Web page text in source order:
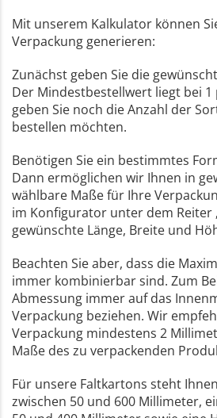
Mit unserem Kalkulator können
Verpackung generieren:
Zunächst geben Sie die
Der Mindestbestellwert liegt bei 1
geben Sie noch die Anzahl der
bestellen möchten.
Benötigen Sie ein bestimmtes
Dann ermöglichen wir Ihnen in
wählbare Maße für Ihre
im Konfigurator unter dem Reiter
gewünschte Länge, Breite und
Beachten Sie aber, dass die
immer kombinierbar sind. Zum
Abmessung immer auf das
Verpackung beziehen. Wir
Verpackung mindestens 2
Maße des zu verpackenden
Für unsere Faltkartons steht
zwischen 50 und 600 Millimeter,